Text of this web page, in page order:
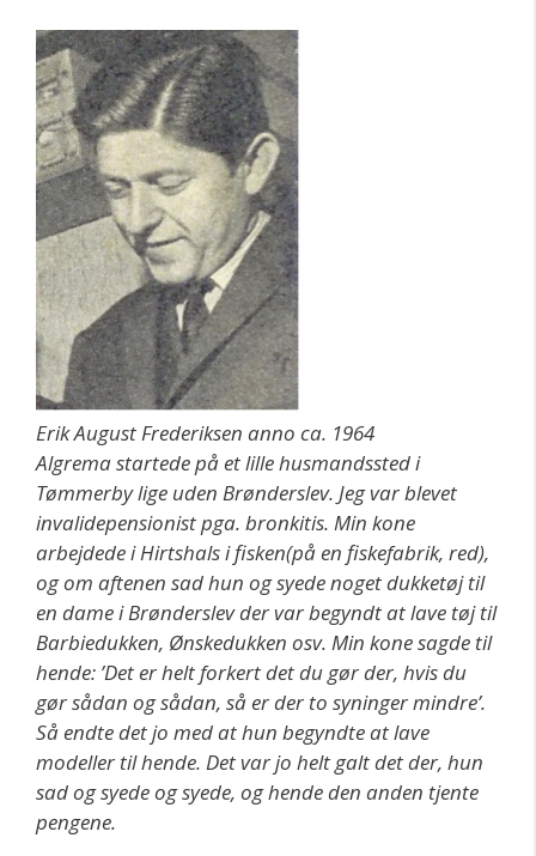
Erik August Frederiksen anno ca. 1964
Algrema startede på et lille husmandssted i
Tømmerby lige uden Brønderslev. Jeg var blevet
invalidepensionist pga. bronkitis. Min kone
arbejdede i Hirtshals i fisken(på en fiskefabrik, red),
og om aftenen sad hun og syede noget dukketøj til
en dame i Brønderslev der var begyndt at lave tøj til
Barbiedukken, Ønskedukken osv. Min kone sagde til
hende: ’Det er helt forkert det du gør der, hvis du
gør sådan og sådan, så er der to syninger mindre’.
Så endte det jo med at hun begyndte at lave
modeller til hende. Det var jo helt galt det der, hun
sad og syede og syede, og hende den anden tjente
pengene.